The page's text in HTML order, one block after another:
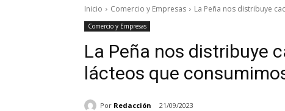
Inicio Comercio y Empresas La Peña nos distribuye
Comercio y Empresas
La Peña nos distribuye
lácteos que
Por Redacción 21/09/2023